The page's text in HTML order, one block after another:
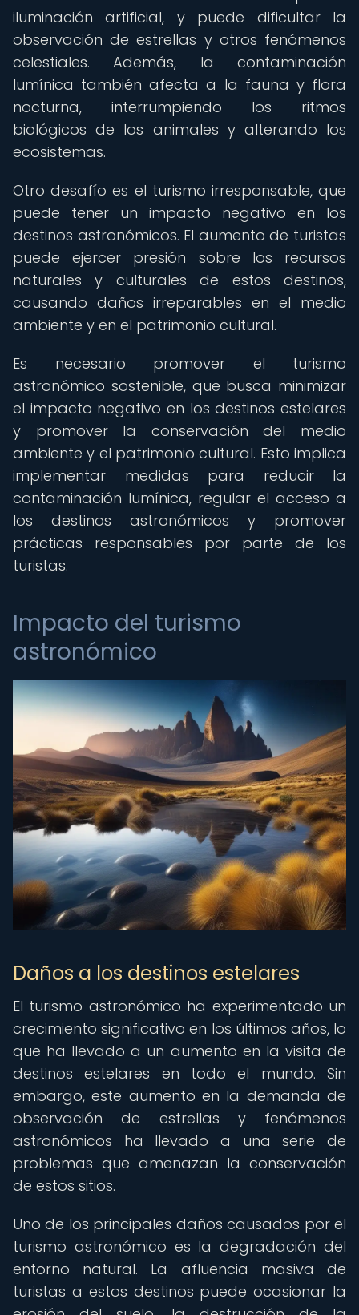
iluminación artificial, y puede dificultar la
observación de estrellas y otros fenómenos
celestiales. Además, la contaminación
lumínica también afecta a la fauna y flora
nocturna, interrumpiendo los ritmos
biológicos de los animales y alterando los
ecosistemas.
Otro desafío es el turismo irresponsable, que
puede tener un impacto negativo en los
destinos astronómicos. El aumento de turistas
puede ejercer presión sobre los recursos
naturales y culturales de estos destinos,
causando daños irreparables en el medio
ambiente y en el patrimonio cultural.
Es necesario promover el turismo
astronómico sostenible, que busca minimizar
el impacto negativo en los destinos estelares
y promover la conservación del medio
ambiente y el patrimonio cultural. Esto implica
implementar medidas para reducir la
contaminación lumínica, regular el acceso a
los destinos astronómicos y promover
prácticas responsables por parte de los
turistas.
Impacto del turismo
astronómico
Daños a los destinos estelares
El turismo astronómico ha experimentado un
crecimiento significativo en los últimos años, lo
que ha llevado a un aumento en la visita de
destinos estelares en todo el mundo. Sin
embargo, este aumento en la demanda de
observación de estrellas y fenómenos
astronómicos ha llevado a una serie de
problemas que amenazan la conservación
de estos sitios.
Uno de los principales daños causados ​​por el
turismo astronómico es la degradación del
entorno natural. La afluencia masiva de
turistas a estos destinos puede ocasionar la